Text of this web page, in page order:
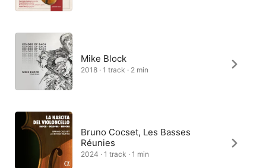
Mike Block
2018 · 1 track · 2 min
Bruno Cocset, Les Basses
Réunies
2024 · 1 track · 1 min